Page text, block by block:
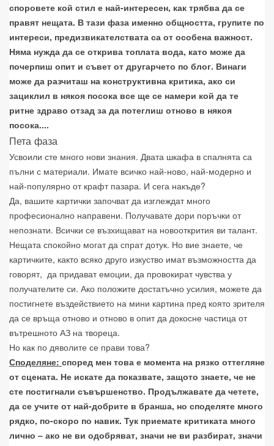
споровете кой стил е най-интересен, как трябва да се
правят нещата. В тази фаза именно общността, групите по
интереси, предизвикателствата са от особена важност.
Няма нужда да се открива топлата вода, като може да
почерпиш опит и съвет от другарчето по блог. Винаги
може да разчиташ на конструктивна критика, ако си
зациклил в някоя посока все ще се намери кой да те
ритне здраво отзад за да потеглиш отново в някоя
посока....
Пета фаза
Усвоили сте много нови знания. Двата шкафа в спалнята са
пълни с материали. Имате всичко най-ново, най-модерно и
най-популярно от крафт пазара. И сега накъде?
Да, вашите картички започват да изглеждат много
професионално направени. Получавате дори поръчки от
непознати. Всички се възхищават на новооткрития ви талант.
Нещата спокойно могат да спрат дотук. Но вие знаете, че
картичките, както всяко друго изкуство имат възможността да
говорят, да придават емоции, да провокират чувства у
получателите си. Ако положите достатъчно усилия, можете да
постигнете въздействието на мини картина пред която зрителя
да се връща отново и отново в опит да докосне частица от
вътрешното АЗ на твореца.
Но как по дяволите се прави това?
Споделяне: според мен това е момента на рязко оттегляне
от сцената. Не искате да показвате, защото знаете, че не
сте постигнали съвършенство. Продължавате да четете,
да се учите от най-добрите в бранша, но споделяте много
рядко, по-скоро по навик. Тук приемате критиката много
лично – ако не ви одобряват, значи не ви разбират, значи